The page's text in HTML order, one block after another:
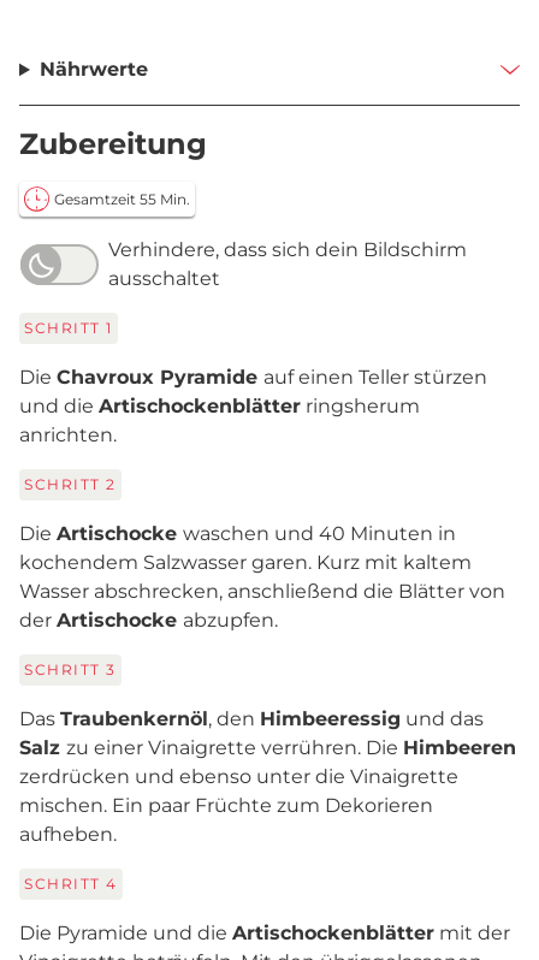
Nährwerte
Zubereitung
Gesamtzeit 55 Min.
Verhindere, dass sich dein Bildschirm
ausschaltet
SCHRITT 1
Die Chavroux Pyramide auf einen Teller stürzen
und die Artischockenblätter ringsherum
anrichten.
SCHRITT 2
Die Artischocke waschen und 40 Minuten in
kochendem Salzwasser garen. Kurz mit kaltem
Wasser abschrecken, anschließend die Blätter von
der Artischocke abzupfen.
SCHRITT 3
Das Traubenkernöl, den Himbeeressig und das
Salz zu einer Vinaigrette verrühren. Die Himbeeren
zerdrücken und ebenso unter die Vinaigrette
mischen. Ein paar Früchte zum Dekorieren
aufheben.
SCHRITT 4
Die Pyramide und die Artischockenblätter mit der